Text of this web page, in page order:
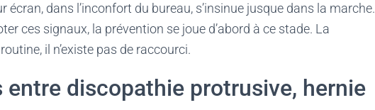
écran, dans l’inconfort du bureau, s’insinue jusque dans la marche.
ces signaux, la prévention se joue d’abord à ce stade. La
il n’existe pas de raccourci.
entre discopathie protrusive, hernie